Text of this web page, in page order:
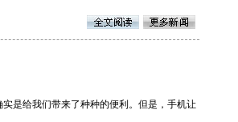
是给我们带来了种种的便利。但是，手机让